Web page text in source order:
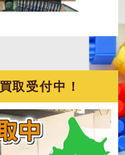
取受付中！